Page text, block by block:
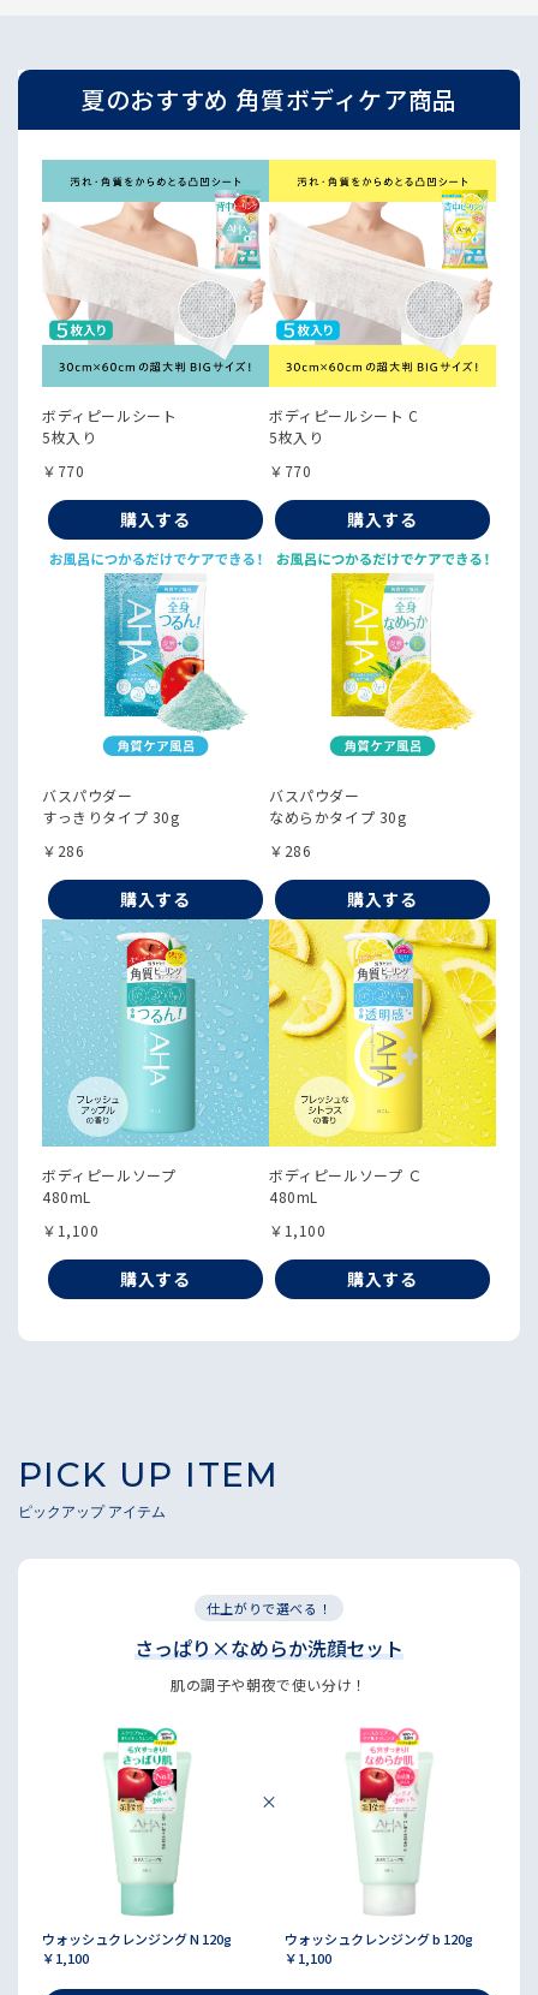
夏のおすすめ 角質ボディケア商品
ボディピールシート
5枚入り
￥770
購入する
ボディピールシート C
5枚入り
￥770
購入する
バスパウダー
すっきりタイプ 30g
￥286
購入する
バスパウダー
なめらかタイプ 30g
￥286
購入する
ボディピールソープ
480mL
￥1,100
購入する
ボディピールソープ Ｃ
480mL
￥1,100
購入する
PICK UP ITEM
ピックアップ アイテム
仕上がりで選べる！
さっぱり×なめらか洗顔セット
肌の調子や朝夜で使い分け！
ウォッシュクレンジング N 120g
￥1,100
ウォッシュクレンジング b 120g
￥1,100